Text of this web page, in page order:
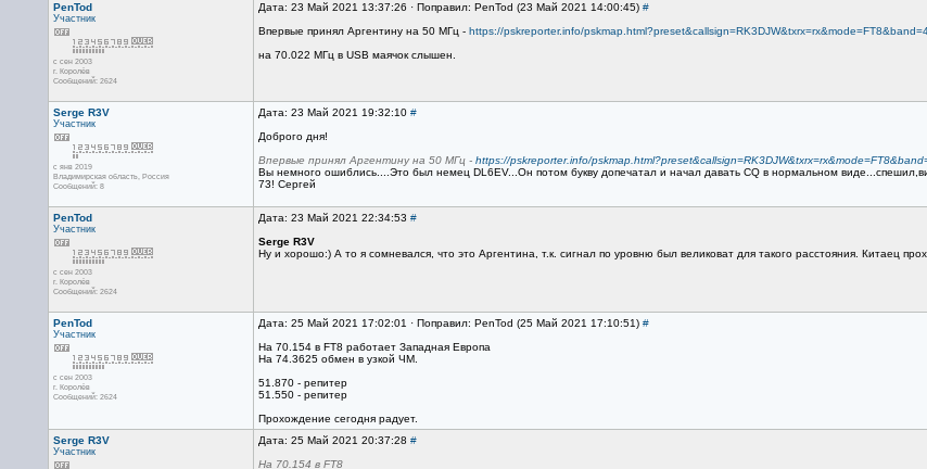
PenTod
Участник
с сен 2003
г. Королёв
Сообщений: 2624
Дата: 23 Май 2021 13:37:26 · Поправил: PenTod (23 Май 2021 14:00:45) #
Впервые принял Аргентину на 50 МГц - https://pskreporter.info/
на 70.022 МГц в USB маячок слышен.
Serge R3V
Участник
с янв 2019
Владимирская область, Россия
Сообщений: 8
Дата: 23 Май 2021 19:32:10 #
Доброго дня!
Впервые принял Аргентину на 50 МГц - https://pskreporter.info/
Вы немного ошиблись....Это был немец DL6EV...Он потом букву допечатал и начал давать CQ в нормальном
73! Сергей
PenTod
Участник
с сен 2003
г. Королёв
Сообщений: 2624
Дата: 23 Май 2021 22:34:53 #
Serge R3V
Ну и хорошо:) А то я сомневался, что это Аргентина, т.к. сигнал по уровню был великоват для такого расстояния. Китаец
PenTod
Участник
с сен 2003
г. Королёв
Сообщений: 2624
Дата: 25 Май 2021 17:02:01 · Поправил: PenTod (25 Май 2021 17:10:51) #
На 70.154 в FT8 работает Западная Европа
На 74.3625 обмен в узкой ЧМ.
51.870 - репитер
51.550 - репитер
Прохождение сегодня радует.
Serge R3V
Участник
Дата: 25 Май 2021 20:37:28 #
На 70.154 в FT8